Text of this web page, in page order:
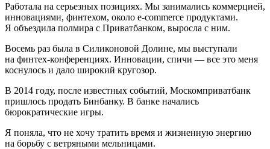
Работала на серьезных позициях. Мы занимались коммерцией,
инновациями, финтехом, около e-commerce продуктами.
Я объездила полмира с Приватбанком, выросла с ним.
Восемь раз была в Силиконовой Долине, мы выступали
на финтех-конференциях. Инновации, спичи — все это меня
коснулось и дало широкий кругозор.
В 2014 году, после известных событий, Москомприватбанк
пришлось продать Бинбанку. В банке начались
бюрократические игры.
Я поняла, что не хочу тратить время и жизненную энергию
на борьбу с ветряными мельницами.